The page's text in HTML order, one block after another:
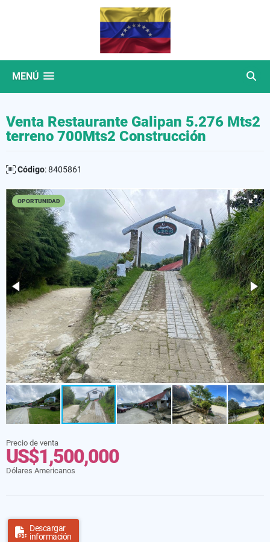
MENÚ
Venta Restaurante Galipan 5.276 Mts2
terreno 700Mts2 Construcción
Código: 8405861
OPORTUNIDAD
Precio de venta
US$1,500,000
Dólares Americanos
Descargar
información